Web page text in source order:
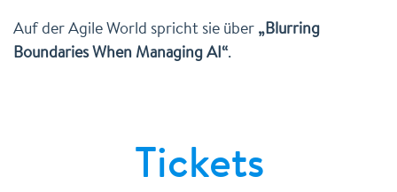
Auf der Agile World spricht sie über „Blurring
Boundaries When Managing AI“.
Tickets